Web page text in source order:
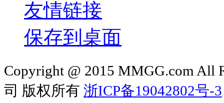
友情链接
保存到桌面
Copyright @ 2015 MMGG.com All
司 版权所有 浙ICP备19042802号-3